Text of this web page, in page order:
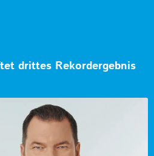
drittes Rekordergebnis